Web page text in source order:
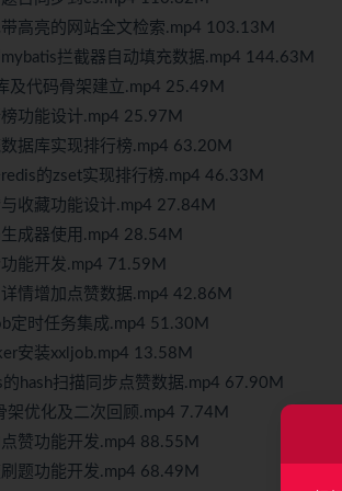
高亮的网站全文检索.mp4 103.13M
拦截器自动填充数据.mp4 144.63M
及代码骨架建立.mp4 25.49M
功能设计.mp4 25.97M
据库实现排行榜.mp4 63.20M
的zset实现排行榜.mp4 46.33M
收藏功能设计.mp4 27.84M
成器使用.mp4 28.54M
能开发.mp4 71.59M
情增加点赞数据.mp4 42.86M
定时任务集成.mp4 51.30M
安装xxljob.mp4 13.58M
hash扫描同步点赞数据.mp4 67.90M
架优化及二次回顾.mp4 7.74M
赞功能开发.mp4 88.55M
题功能开发.mp4 68.49M